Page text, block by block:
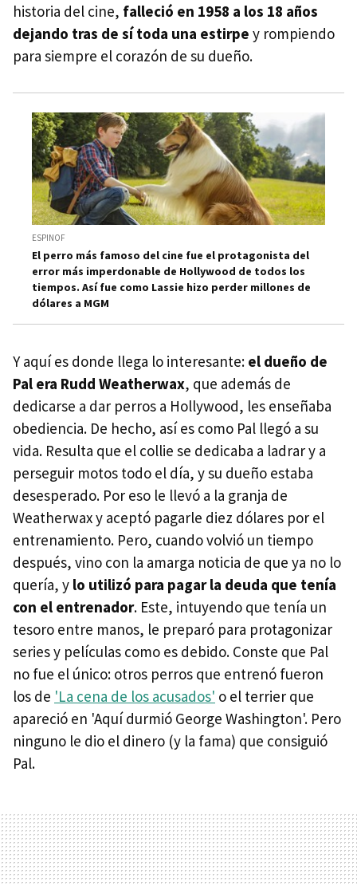
historia del cine, falleció en 1958 a los 18 años
dejando tras de sí toda una estirpe y rompiendo
para siempre el corazón de su dueño.
ESPINOF
El perro más famoso del cine fue el protagonista del
error más imperdonable de Hollywood de todos los
tiempos. Así fue como Lassie hizo perder millones de
dólares a MGM
Y aquí es donde llega lo interesante: el dueño de
Pal era Rudd Weatherwax, que además de
dedicarse a dar perros a Hollywood, les enseñaba
obediencia. De hecho, así es como Pal llegó a su
vida. Resulta que el collie se dedicaba a ladrar y a
perseguir motos todo el día, y su dueño estaba
desesperado. Por eso le llevó a la granja de
Weatherwax y aceptó pagarle diez dólares por el
entrenamiento. Pero, cuando volvió un tiempo
después, vino con la amarga noticia de que ya no lo
quería, y lo utilizó para pagar la deuda que tenía
con el entrenador. Este, intuyendo que tenía un
tesoro entre manos, le preparó para protagonizar
series y películas como es debido. Conste que Pal
no fue el único: otros perros que entrenó fueron
los de 'La cena de los acusados' o el terrier que
apareció en 'Aquí durmió George Washington'. Pero
ninguno le dio el dinero (y la fama) que consiguió
Pal.